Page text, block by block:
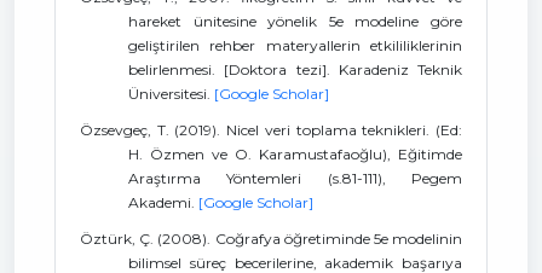
hareket ünitesine yönelik 5e modeline göre
geliştirilen rehber materyallerin etkililiklerinin
belirlenmesi. [Doktora tezi]. Karadeniz Teknik
Üniversitesi. [Google Scholar]
Özsevgeç, T. (2019). Nicel veri toplama teknikleri. (Ed:
H. Özmen ve O. Karamustafaoğlu), Eğitimde
Araştırma Yöntemleri (s.81-111), Pegem
Akademi. [Google Scholar]
Öztürk, Ç. (2008). Coğrafya öğretiminde 5e modelinin
bilimsel süreç becerilerine, akademik başarıya